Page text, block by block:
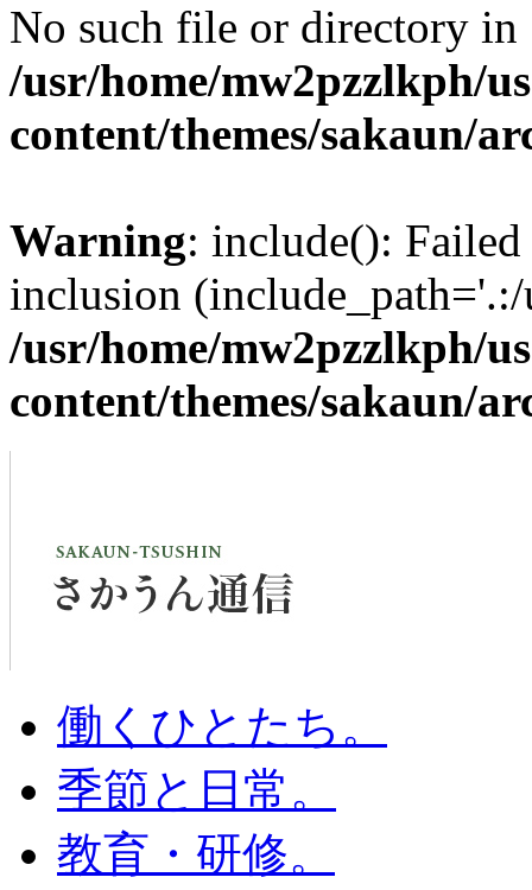
No such file or directory in
/usr/home/mw2pzzlkph/
content/themes/sakaun/
Warning: include():
inclusion
/usr/home/mw2pzzlkph/
content/themes/sakaun/
働くひとたち。
季節と日常。
教育・研修。